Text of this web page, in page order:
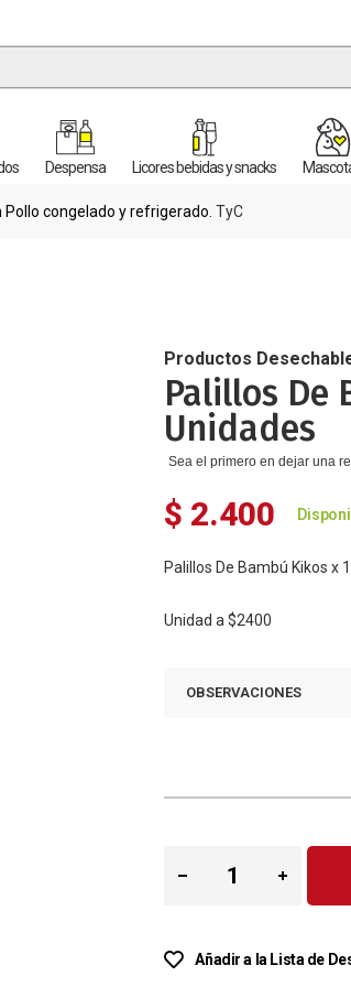
Despensa Licores bebidas y snacks
congelado y refrigerado. TyC
Productos
Palillos De
Unidades
Sea el primero en dejar una
$ 2.400
Palillos De Bambú Kikos x
Unidad a $2400
OBSERVACIONES
Añadir a la Lista de